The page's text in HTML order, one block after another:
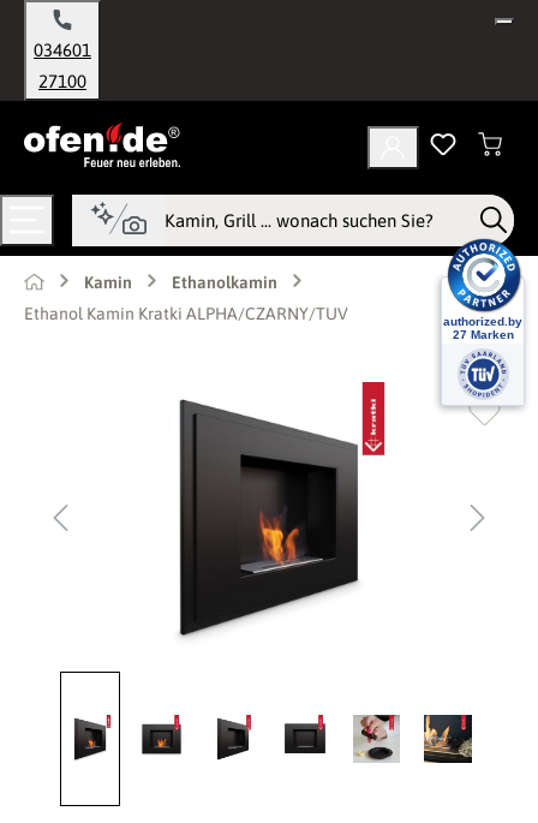
springen
034601
27100
Kamin
Ethanolkamin
Ethanol Kamin Kratki ALPHA/CZARNY/TUV